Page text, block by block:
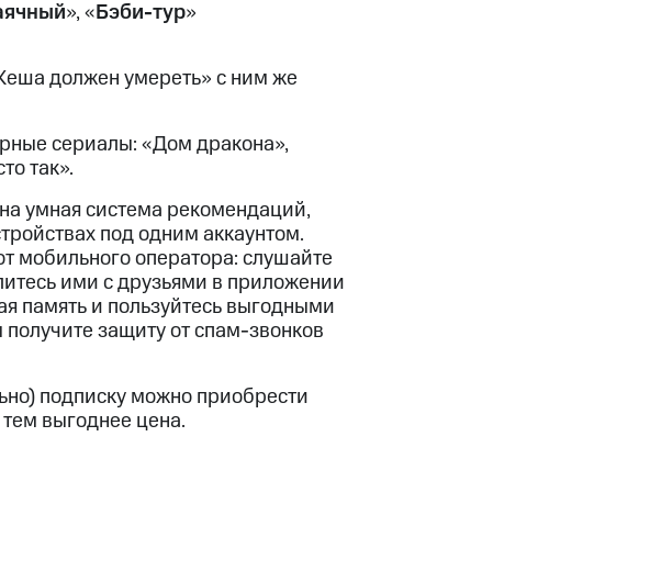
Акции и скидки
», «Бэби-тур»
должен умереть» с ним же
сериалы: «Дом дракона»,
так».
умная система рекомендаций,
под одним аккаунтом.
мобильного оператора: слушайте
ими с друзьями в приложении
память и пользуйтесь выгодными
защиту от спам-звонков
подписку можно приобрести
выгоднее цена.